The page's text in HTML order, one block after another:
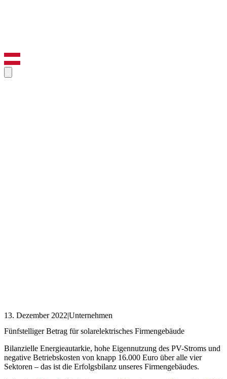
13. Dezember 2022|Unternehmen
Fünfstelliger Betrag für solarelektrisches Firmengebäude
Bilanzielle Energieautarkie, hohe Eigennutzung des PV-Stroms und
negative Betriebskosten von knapp 16.000 Euro über alle vier
Sektoren – das ist die Erfolgsbilanz unseres Firmengebäudes.